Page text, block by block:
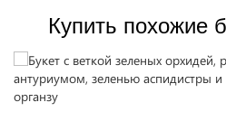
Купить похожие